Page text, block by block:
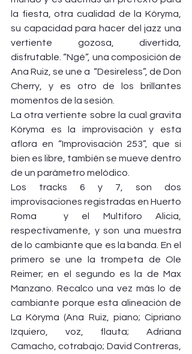
la fiesta, otra cualidad de la Kóryma,
su capacidad para hacer del jazz una
vertiente gozosa, divertida,
disfrutable. “Ngé”, una composición de
Ana Ruiz, se une a  “Desireless”, de Don
Cherry, y es otro de los brillantes
momentos de la sesión.
La otra vertiente sobre la cual gravita
Kóryma es la improvisación y esta
aflora en “Improvisación 253”, que si
bien es libre, también se mueve dentro
de un parámetro melódico.
Los tracks 6 y 7, son dos
improvisaciones registradas en Huerto
Roma  y el Multiforo Alicia,
respectivamente, y son una muestra
de lo cambiante que es la banda. En el
primero se une la trompeta de Ole
Reimer; en el segundo es la de Max
Manzano. Recalco una vez más lo de
cambiante porque esta alineación de
La Kóryma (Ana Ruiz, piano; Cipriano
Izquiero, voz, flauta; Adriana
Camacho, cotrabajo; David Contreras,